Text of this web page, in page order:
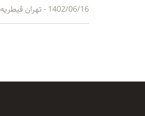
1402/06/16 - تهران قیطریه